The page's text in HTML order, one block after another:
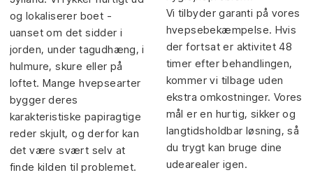
og lokaliserer boet -
uanset om det sidder i
jorden, under tagudhæng, i
hulmure, skure eller på
loftet. Mange hvepsearter
bygger deres
karakteristiske papiragtige
reder skjult, og derfor kan
det være svært selv at
finde kilden til problemet.
Vi tilbyder garanti på vores
hvepsebekæmpelse. Hvis
der fortsat er aktivitet 48
timer efter behandlingen,
kommer vi tilbage uden
ekstra omkostninger. Vores
mål er en hurtig, sikker og
langtidsholdbar løsning, så
du trygt kan bruge dine
udearealer igen.